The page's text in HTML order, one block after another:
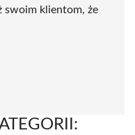
swoim klientom, że